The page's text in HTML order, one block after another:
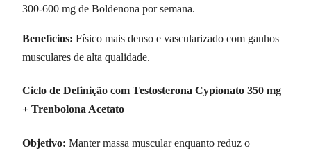
300-600 mg de Boldenona por semana.
Benefícios: Físico mais denso e vascularizado com ganhos
musculares de alta qualidade.
Ciclo de Definição com Testosterona Cypionato 350 mg
+ Trenbolona Acetato
Objetivo: Manter massa muscular enquanto reduz o